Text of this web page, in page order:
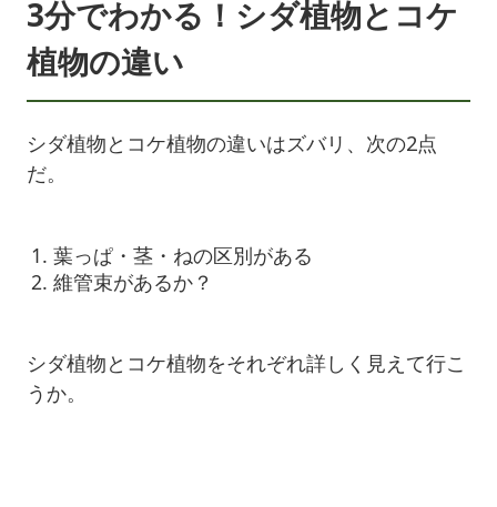
3分でわかる！シダ植物とコケ
植物の違い
シダ植物とコケ植物の違いはズバリ、次の2点
だ。
葉っぱ・茎・ねの区別がある
維管束があるか？
シダ植物とコケ植物をそれぞれ詳しく見えて行こ
うか。